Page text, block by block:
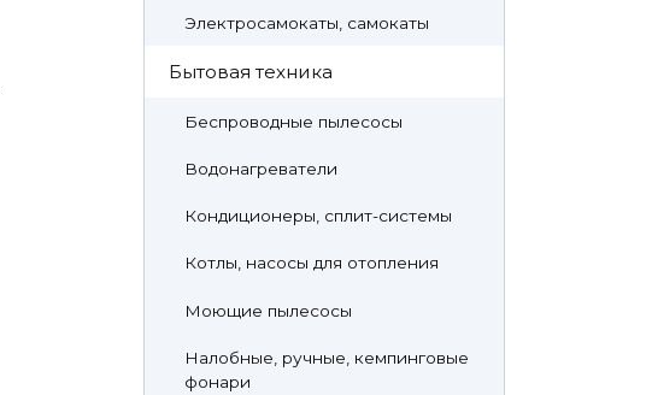
Электросамокаты, самокаты
Бытовая техника
Беспроводные пылесосы
Водонагреватели
Кондиционеры, сплит-системы
Котлы, насосы для отопления
Моющие пылесосы
Налобные, ручные, кемпинговые
фонари